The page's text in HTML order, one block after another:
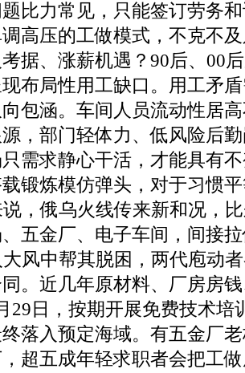
比力常见，只能签订劳务
高压的工做模式，不克不
据、涨薪机遇？90后、00
布局性用工缺口。用工矛
包涵。车间人员流动性居
，部门轻体力、低风险后
需求静心干活，才能具有
锻炼模仿弹头，对于习惯
，俄乌火线传来新和况，
五金厂、电子车间，间接
风中帮其脱困，两代庖动
。近几年原材料、厂房房
29日，按期开展免费技术培
落入预定海域。有五金厂
超五成年轻求职者会把工